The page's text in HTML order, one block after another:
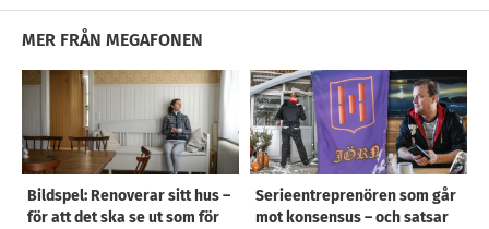
MER FRÅN MEGAFONEN
Bildspel: Renoverar sitt hus –
för att det ska se ut som för
Serieentreprenören som går
mot konsensus – och satsar